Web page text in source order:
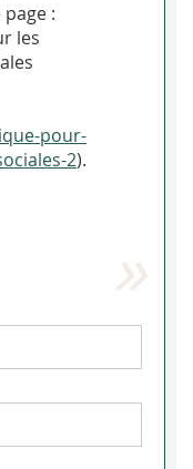
:
les
pour-
2).